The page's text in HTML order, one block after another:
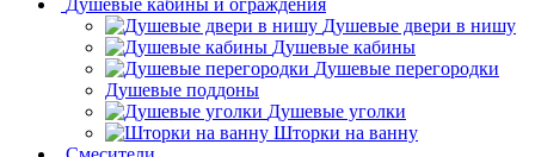
Душевые кабины и ограждения
Душевые двери в нишу
Душевые кабины
Душевые перегородки
Душевые поддоны
Душевые уголки
Шторки на ванну